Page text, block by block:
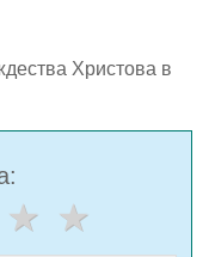
Христова в